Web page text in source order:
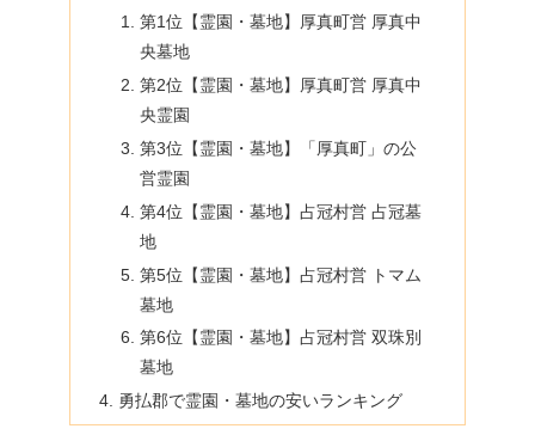
第1位【霊園・墓地】厚真町営 厚真中
央墓地
第2位【霊園・墓地】厚真町営 厚真中
央霊園
第3位【霊園・墓地】「厚真町」の公
営霊園
第4位【霊園・墓地】占冠村営 占冠墓
地
第5位【霊園・墓地】占冠村営 トマム
墓地
第6位【霊園・墓地】占冠村営 双珠別
墓地
勇払郡で霊園・墓地の安いランキング